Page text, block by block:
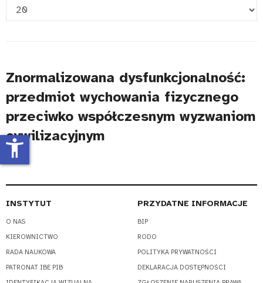
tytułu
Pokaż
Znormalizowana dysfunkcjonalność:
przedmiot wychowania fizycznego
przeciwko współczesnym wyzwaniom
cywilizacyjnym
INSTYTUT
O NAS
KIEROWNICTWO
RADA NAUKOWA
PATRONAT IBE PIB
PRZYDATNE INFORMACJE
BIP
RODO
POLITYKA PRYWATNOŚCI
DEKLARACJA DOSTĘPNOŚCI
accessibility_new